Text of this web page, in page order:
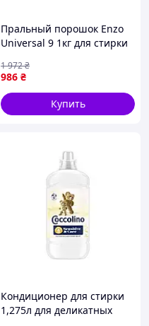
Пральный порошок Enzo
Universal 9 1кг для стирки
с ферментами и
активными компонентами
986 ₴
1 972₴
Купить
Кондиционер для стирки
1,275л для деликатных